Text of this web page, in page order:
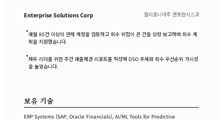
Enterprise Solutions Corp 캘리포니아주 샌프란시스코
•매월 80건 이상의 연체 계정을 검토하고 회수 위험이 큰 건을 상향 보고하며 회수 계
획을 지원했습니다.
•재무 리더를 위한 주간 매출채권 리포트를 작성해 DSO 추세와 회수 우선순위 가시성
을 높였습니다.
보유 기술
ERP Systems (SAP, Oracle Financials), AI/ML Tools for Predictive